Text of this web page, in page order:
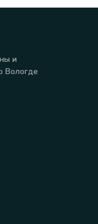
и
Вологде